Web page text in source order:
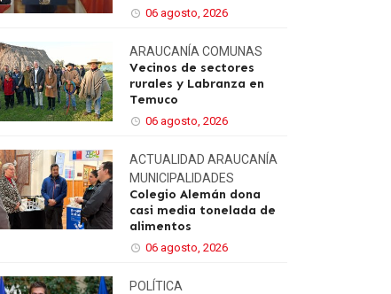
06 agosto, 2026
ARAUCANÍA COMUNAS
Vecinos de sectores
rurales y Labranza en
Temuco
06 agosto, 2026
ACTUALIDAD ARAUCANÍA
MUNICIPALIDADES
Colegio Alemán dona
casi media tonelada de
alimentos
06 agosto, 2026
POLÍTICA